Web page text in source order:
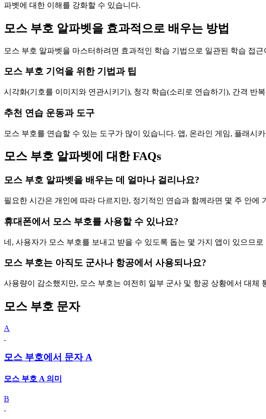
파벳에 대한 이해를 강화할 수 있습니다.
모스 부호 알파벳을 효과적으로 배우는 방법
모스 부호 알파벳을 마스터하려면 효과적인 학습 기법으로 일관된 학습 접근
모스 부호 기억을 위한 기법과 팁
시각화(기호를 이미지와 연관시키기), 청각 학습(소리로 연습하기), 간격 반
추천 연습 운동과 도구
모스 부호를 연습할 수 있는 도구가 많이 있습니다. 앱, 온라인 게임, 플래
모스 부호 알파벳에 대한 FAQs
모스 부호 알파벳을 배우는 데 얼마나 걸리나요?
필요한 시간은 개인에 따라 다르지만, 정기적인 연습과 함께라면 몇 주 안에
휴대폰에서 모스 부호를 사용할 수 있나요?
네, 사용자가 모스 부호를 보내고 받을 수 있도록 돕는 몇 가지 앱이 있으므
모스 부호는 아직도 군사나 항공에서 사용되나요?
사용량이 감소했지만, 모스 부호는 여전히 일부 군사 및 항공 상황에서 대체
모스 부호 문자
A
모스 부호에서 문자 A
모스 부호 A 의미
B